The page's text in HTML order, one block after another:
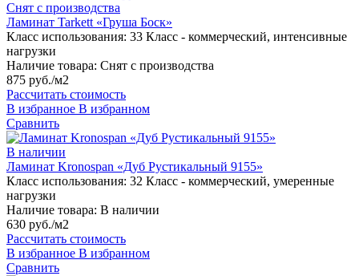
Снят с производства
Ламинат Tarkett «Груша Боск»
Класс использования: 33 Класс - коммерческий, интенсивные
нагрузки
Наличие товара: Снят с производства
875 руб./м2
Рассчитать стоимость
В избранное В избранном
Сравнить
В наличии
Ламинат Kronospan «Дуб Рустикальный 9155»
Класс использования: 32 Класс - коммерческий, умеренные
нагрузки
Наличие товара: В наличии
630 руб./м2
Рассчитать стоимость
В избранное В избранном
Сравнить